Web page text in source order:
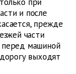
и после
прежде
части
перед машиной
выходят